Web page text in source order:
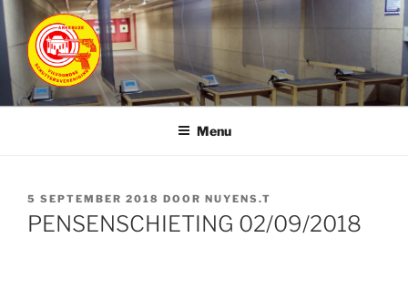
Ga
naar
de
inhoud
ARKEBUZE
Vilvoordse Schuttersvereniging
Menu
GEPLAATST
OP
5 SEPTEMBER 2018 DOOR NUYENS.T
PENSENSCHIETING 02/09/2018